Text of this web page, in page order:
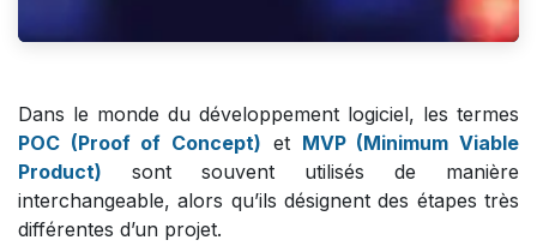
Dans le monde du développement logiciel, les termes
POC (Proof of Concept) et MVP (Minimum Viable
Product) sont souvent utilisés de manière
interchangeable, alors qu’ils désignent des étapes très
différentes d’un projet.